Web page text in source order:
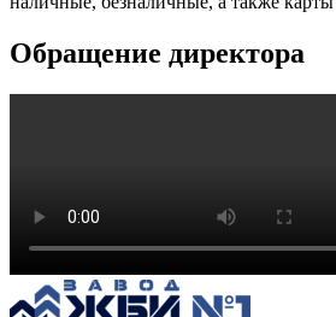
Обращение директора